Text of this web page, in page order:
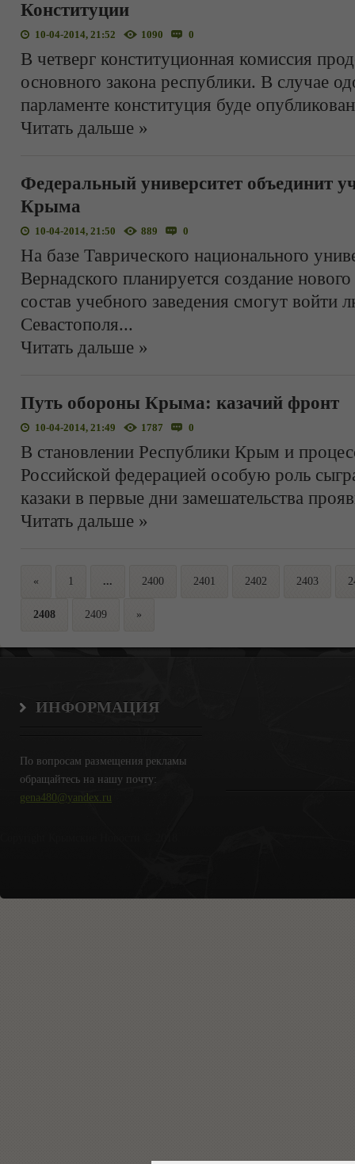
Конституции
10-04-2014, 21:52 1090 0
В четверг конституционная комиссия
основного закона республики. В случае
парламенте конституция буде
Читать дальше »
Федеральный университет объединит
Крыма
10-04-2014, 21:50 889 0
На базе Таврического национального
Вернадского планируется создание
состав учебного заведения смогут
Севастополя...
Читать дальше »
Путь обороны Крыма: казачий фронт
10-04-2014, 21:49 1787 0
В становлении Республики Крым и
Российской федерацией особую роль
казаки в первые дни замешательства
Читать дальше »
« 1 ... 2400 2401 2402 2403
2408 2409 »
ИНФОРМАЦИЯ
По вопросам размещения рекламы
обращайтесь на нашу почту:
gena480@yandex.ru